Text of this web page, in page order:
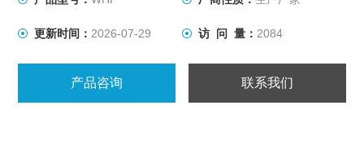
更新时间： 2026-07-29 访 问 量： 2084
产品咨询 联系我们